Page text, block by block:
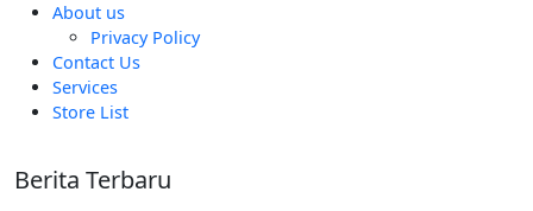
About us
Privacy Policy
Contact Us
Services
Store List
Berita Terbaru